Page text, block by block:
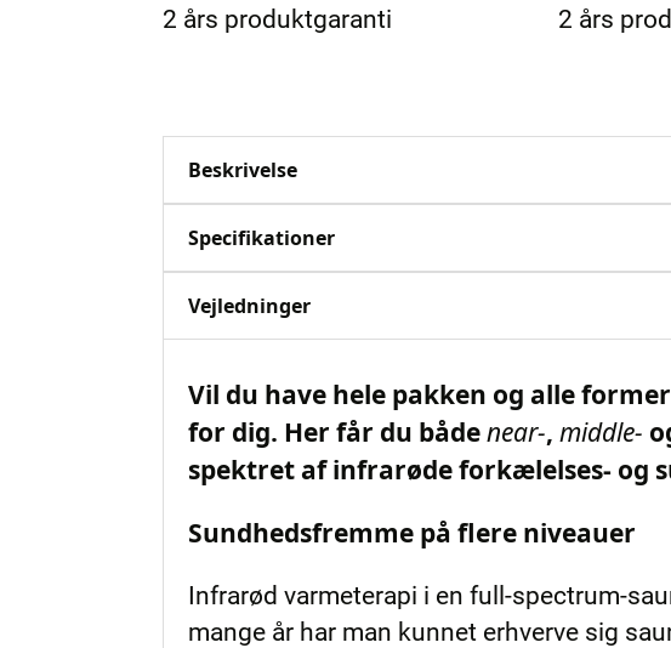
2 års produktgaranti 2 års
Beskrivelse
Specifikationer
Vejledninger
Vil du have hele pakken og alle
for dig. Her får du bådenear-,middle-
spektret af infrarøde forkælelses- og
Sundhedsfremme på flere niveauer
Infrarød varmeterapi i en full-spectrum-
mange år har man kunnet erhverve sig